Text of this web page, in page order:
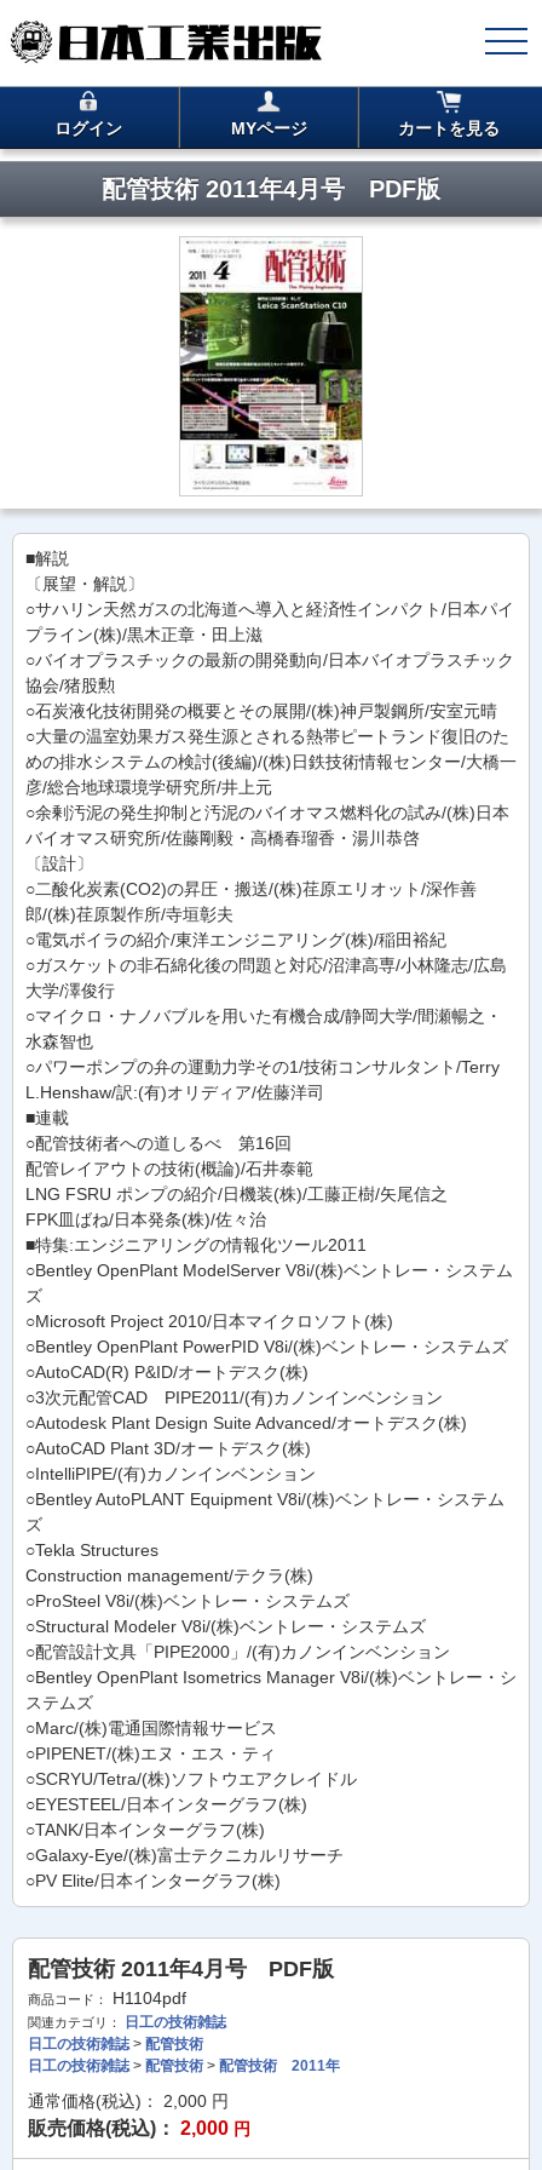
ログイン MYページ カートを見る
配管技術 2011年4月号 PDF版
■解説
〔展望・解説〕
○サハリン天然ガスの北海道へ導入と経済性インパクト/日本パイ
プライン(株)/黒木正章・田上滋
○バイオプラスチックの最新の開発動向/日本バイオプラスチック
協会/猪股勲
○石炭液化技術開発の概要とその展開/(株)神戸製鋼所/安室元晴
○大量の温室効果ガス発生源とされる熱帯ピートランド復旧のた
めの排水システムの検討(後編)/(株)日鉄技術情報センター/大橋一
彦/総合地球環境学研究所/井上元
○余剰汚泥の発生抑制と汚泥のバイオマス燃料化の試み/(株)日本
バイオマス研究所/佐藤剛毅・高橋春瑠香・湯川恭啓
〔設計〕
○二酸化炭素(CO2)の昇圧・搬送/(株)荏原エリオット/深作善
郎/(株)荏原製作所/寺垣彰夫
○電気ボイラの紹介/東洋エンジニアリング(株)/稲田裕紀
○ガスケットの非石綿化後の問題と対応/沼津高専/小林隆志/広島
大学/澤俊行
○マイクロ・ナノバブルを用いた有機合成/静岡大学/間瀬暢之・
水森智也
○パワーポンプの弁の運動力学その1/技術コンサルタント/Terry
L.Henshaw/訳:(有)オリディア/佐藤洋司
■連載
○配管技術者への道しるべ 第16回
配管レイアウトの技術(概論)/石井泰範
LNG FSRU ポンプの紹介/日機装(株)/工藤正樹/矢尾信之
FPK皿ばね/日本発条(株)/佐々治
■特集:エンジニアリングの情報化ツール2011
○Bentley OpenPlant ModelServer V8i/(株)ベントレー・システム
ズ
○Microsoft Project 2010/日本マイクロソフト(株)
○Bentley OpenPlant PowerPID V8i/(株)ベントレー・システムズ
○AutoCAD(R) P&ID/オートデスク(株)
○3次元配管CAD PIPE2011/(有)カノンインベンション
○Autodesk Plant Design Suite Advanced/オートデスク(株)
○AutoCAD Plant 3D/オートデスク(株)
○IntelliPIPE/(有)カノンインベンション
○Bentley AutoPLANT Equipment V8i/(株)ベントレー・システム
ズ
○Tekla Structures
Construction management/テクラ(株)
○ProSteel V8i/(株)ベントレー・システムズ
○Structural Modeler V8i/(株)ベントレー・システムズ
○配管設計文具「PIPE2000」/(有)カノンインベンション
○Bentley OpenPlant Isometrics Manager V8i/(株)ベントレー・シ
ステムズ
○Marc/(株)電通国際情報サービス
○PIPENET/(株)エヌ・エス・ティ
○SCRYU/Tetra/(株)ソフトウエアクレイドル
○EYESTEEL/日本インターグラフ(株)
○TANK/日本インターグラフ(株)
○Galaxy-Eye/(株)富士テクニカルリサーチ
○PV Elite/日本インターグラフ(株)
配管技術 2011年4月号 PDF版
商品コード： H1104pdf
関連カテゴリ：
日工の技術雑誌
日工の技術雑誌> 配管技術
日工の技術雑誌> 配管技術 > 配管技術 2011年
通常価格(税込)： 2,000 円
販売価格(税込)： 2,000 円